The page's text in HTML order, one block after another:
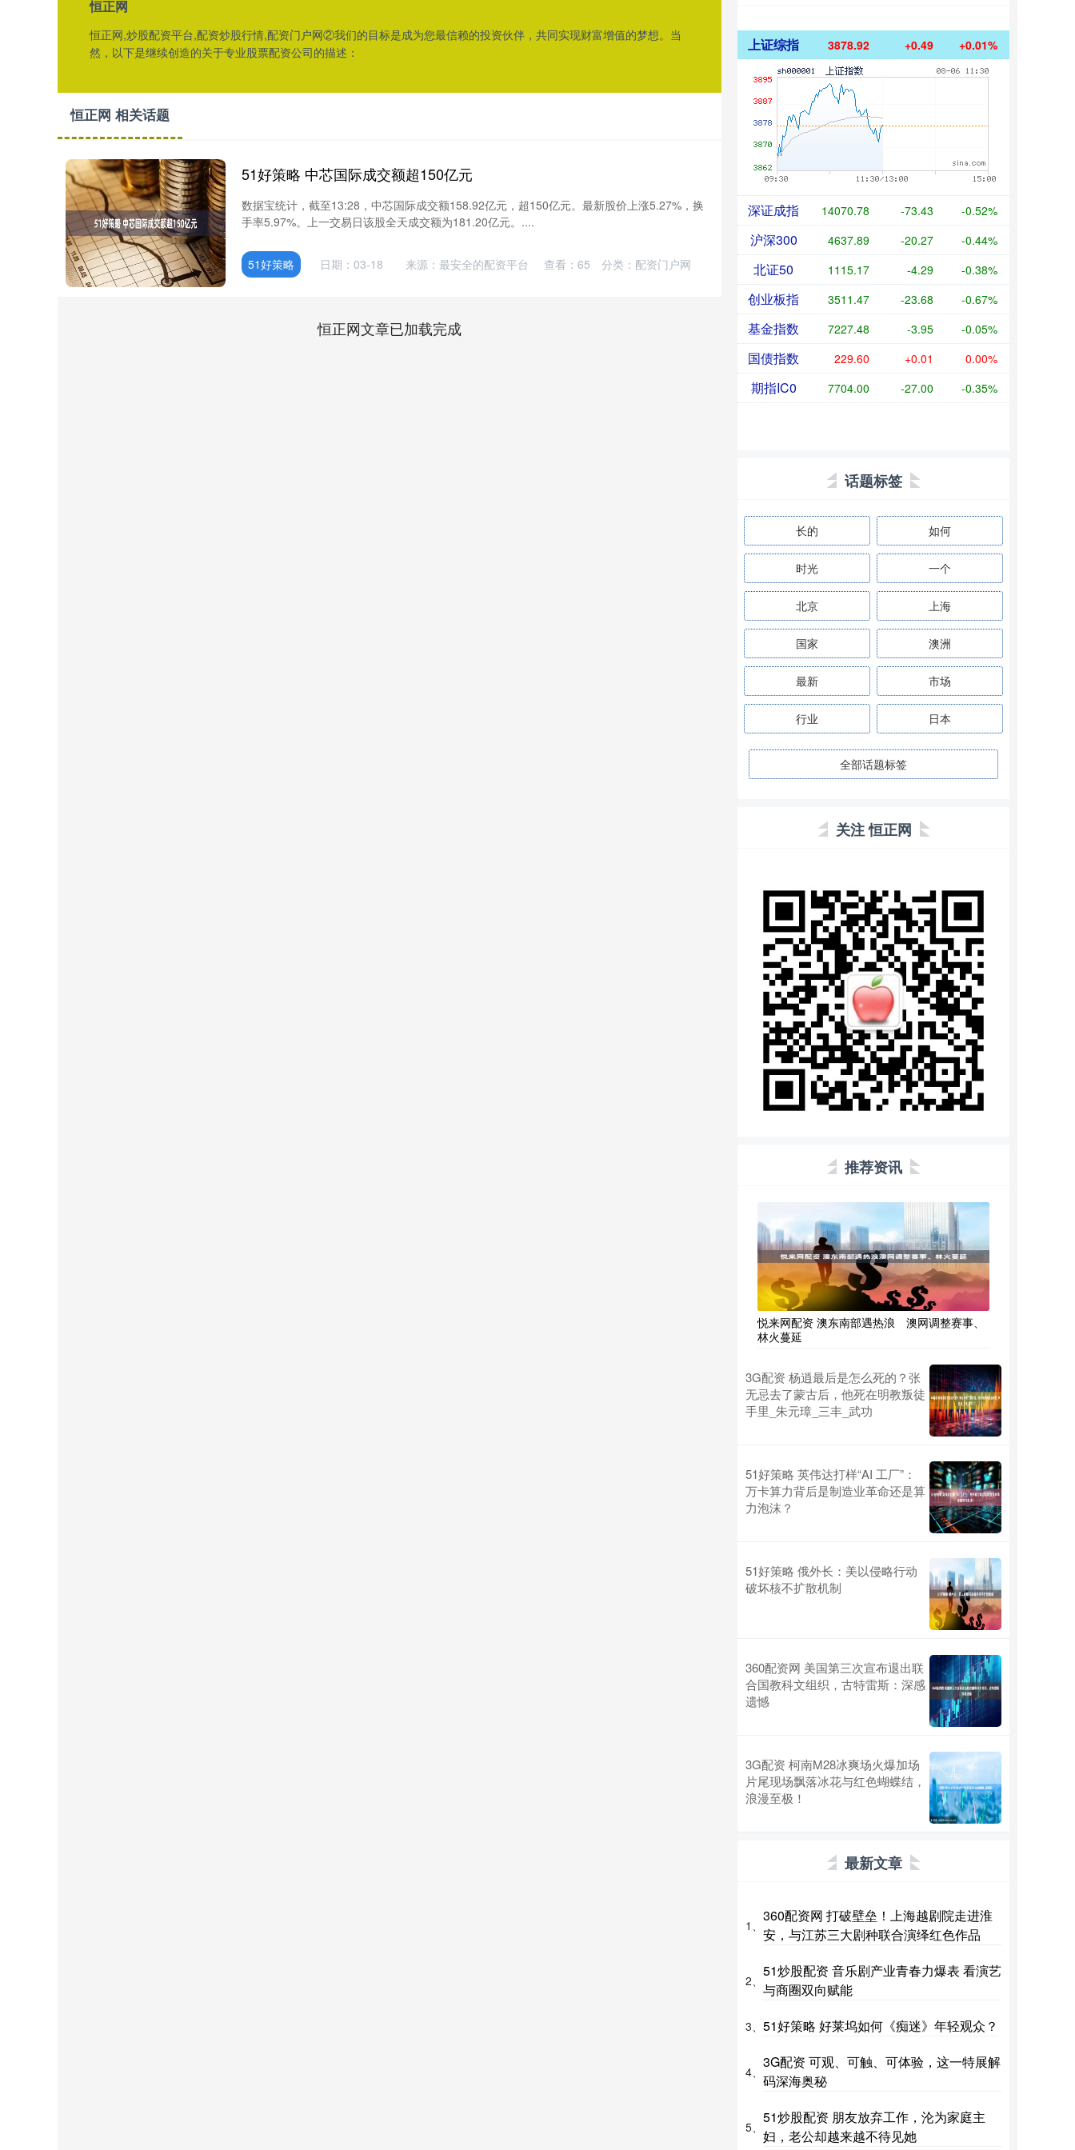
恒正网
恒正网,炒股配资平台,配资炒股行情,配资门户网②我们的目标是成为您最信赖的投资伙伴，共同实现财富增值的梦想。当
然，以下是继续创造的关于专业股票配资公司的描述：
恒正网 相关话题
51好策略 中芯国际成交额超150亿元
数据宝统计，截至13:28，中芯国际成交额158.92亿元，超150亿元。最新股价上涨5.27%，换
手率5.97%。上一交易日该股全天成交额为181.20亿元。....
51好策略 日期：03-18 来源：最安全的配资平台 查看： 65 分类： 配资门户网
恒正网文章已加载完成
上证综指 3878.92 +0.49 +0.01%
深证成指 14070.78 -73.43 -0.52%
沪深300 4637.89 -20.27 -0.44%
北证50 1115.17 -4.29 -0.38%
创业板指 3511.47 -23.68 -0.67%
基金指数 7227.48 -3.95 -0.05%
国债指数 229.60 +0.01 0.00%
期指IC0 7704.00 -27.00 -0.35%
话题标签
长的 如何
时光 一个
北京 上海
国家 澳洲
最新 市场
行业 日本
全部话题标签
关注 恒正网
推荐资讯
悦来网配资 澳东南部遇热浪 澳网调整赛事、
林火蔓延
3G配资 杨逍最后是怎么死的？张
无忌去了蒙古后，他死在明教叛徒
手里_朱元璋_三丰_武功
51好策略 英伟达打样“AI 工厂”：
万卡算力背后是制造业革命还是算
力泡沫？
51好策略 俄外长：美以侵略行动
破坏核不扩散机制
360配资网 美国第三次宣布退出联
合国教科文组织，古特雷斯：深感
遗憾
3G配资 柯南M28冰爽场火爆加场
片尾现场飘落冰花与红色蝴蝶结，
浪漫至极！
最新文章
1、
360配资网 打破壁垒！上海越剧院走进淮
安，与江苏三大剧种联合演绎红色作品
2、
51炒股配资 音乐剧产业青春力爆表 看演艺
与商圈双向赋能
3、 51好策略 好莱坞如何《痴迷》年轻观众？
4、
3G配资 可观、可触、可体验，这一特展解
码深海奥秘
5、
51炒股配资 朋友放弃工作，沦为家庭主
妇，老公却越来越不待见她